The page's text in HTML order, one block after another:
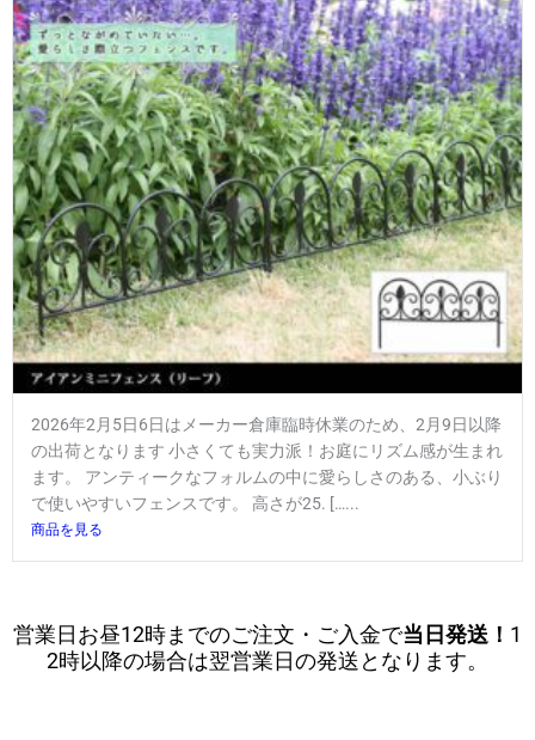
2026年2月5日6日はメーカー倉庫臨時休業のため、2月9日以降
の出荷となります 小さくても実力派！お庭にリズム感が生まれ
ます。 アンティークなフォルムの中に愛らしさのある、小ぶり
で使いやすいフェンスです。 高さが25. […...
商品を見る
営業日お昼12時までのご注文・ご入金で当日発送！ 1
2時以降の場合は翌営業日の発送となります。